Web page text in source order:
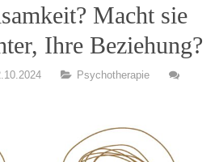
Macht sie
Ihre Beziehung?
Psychotherapie